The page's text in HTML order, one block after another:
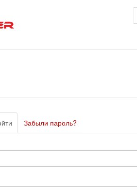
(активная
вкладка)
Забыли пароль?